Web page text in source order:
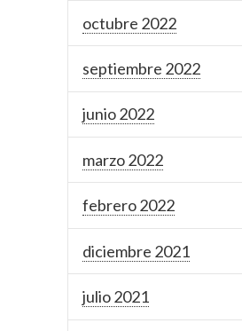
octubre 2022
septiembre 2022
junio 2022
marzo 2022
febrero 2022
diciembre 2021
julio 2021